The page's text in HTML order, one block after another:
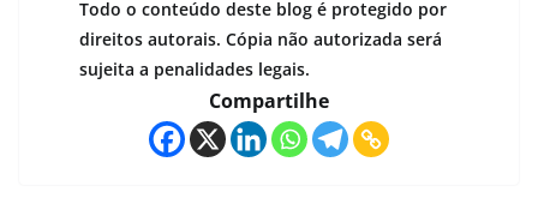
Todo o conteúdo deste blog é protegido por
direitos autorais. Cópia não autorizada será
sujeita a penalidades legais.
Compartilhe